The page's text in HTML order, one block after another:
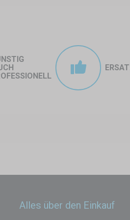
Alles über den Einkauf